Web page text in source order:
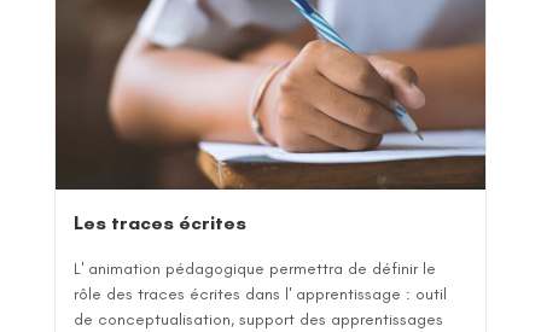
Les traces écrites
L' animation pédagogique permettra de définir le
rôle des traces écrites dans l' apprentissage : outil
de conceptualisation, support des apprentissages